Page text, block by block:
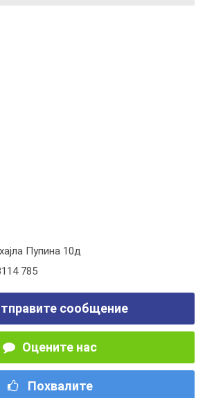
Пупина 10д
785
сообщение
Оцените нас
Похвалите